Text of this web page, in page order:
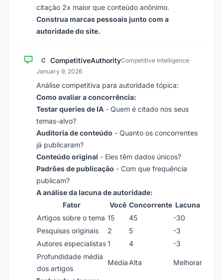
citação 2x maior que conteúdo anônimo.
Construa marcas pessoais junto com a
autoridade do site.
C CompetitiveAuthorityCompetitive Intelligence·
January 9, 2026
Análise competitiva para autoridade tópica:
Como avaliar a concorrência:
Testar queries de IA - Quem é citado nos seus
temas-alvo?
Auditoria de conteúdo - Quanto os concorrentes
já publicaram?
Conteúdo original - Eles têm dados únicos?
Padrões de publicação - Com que frequência
publicam?
A análise da lacuna de autoridade:
Fator
Você Concorrente Lacuna
Artigos sobre o tema 15 45
-30
Pesquisas originais
2 5
-3
Autores especialistas1 4
-3
Profundidade média
dos artigos
Média Alta Melhorar